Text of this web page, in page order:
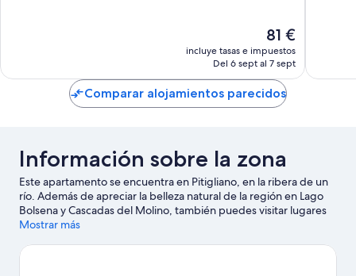
El
precio
actual
de
81 €
81 €
incluye tasas e impuestos
Del 6 sept al 7 sept
Comparar alojamientos parecidos
Información sobre la zona
Este apartamento se encuentra en Pitigliano, en la ribera de un
río. Además de apreciar la belleza natural de la región en Lago
Bolsena y Cascadas del Molino, también puedes visitar lugares
fundamentales para los aficionados a la cultura, como Museo
Valle de Fiora. Occhipinti y Villa Acquaviva - La Fattoria también
Mostrar más